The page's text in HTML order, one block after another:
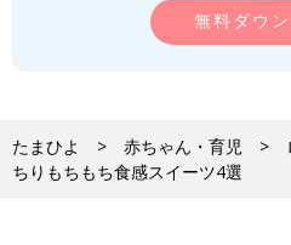
無料ダウ
たまひよ 赤ちゃん・育児
ちりもちもち食感スイーツ4選